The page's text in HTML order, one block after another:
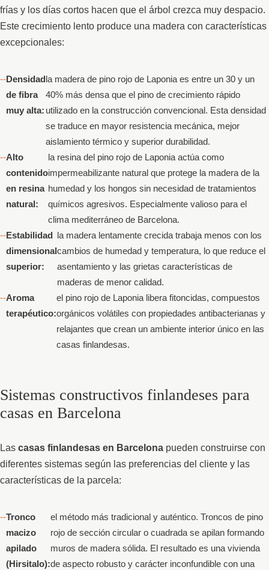
frías y los días cortos hacen que el árbol crezca muy despacio.
Este crecimiento lento produce una madera con características
excepcionales:
Densidad
de fibra
muy alta:
la madera de pino rojo de Laponia es entre un 30 y un
40% más densa que el pino de crecimiento rápido
utilizado en la construcción convencional. Esta densidad
se traduce en mayor resistencia mecánica, mejor
aislamiento térmico y superior durabilidad.
Alto
contenido
en resina
natural:
la resina del pino rojo de Laponia actúa como
impermeabilizante natural que protege la madera de la
humedad y los hongos sin necesidad de tratamientos
químicos agresivos. Especialmente valioso para el
clima mediterráneo de Barcelona.
Estabilidad
dimensional
superior:
la madera lentamente crecida trabaja menos con los
cambios de humedad y temperatura, lo que reduce el
asentamiento y las grietas características de
maderas de menor calidad.
Aroma
terapéutico:
el pino rojo de Laponia libera fitoncidas, compuestos
orgánicos volátiles con propiedades antibacterianas y
relajantes que crean un ambiente interior único en las
casas finlandesas.
Sistemas constructivos finlandeses para
casas en Barcelona
Las casas finlandesas en Barcelona pueden construirse con
diferentes sistemas según las preferencias del cliente y las
características de la parcela:
Tronco
macizo
apilado
(Hirsitalo):
el método más tradicional y auténtico. Troncos de pino
rojo de sección circular o cuadrada se apilan formando
muros de madera sólida. El resultado es una vivienda
de aspecto robusto y carácter inconfundible con una